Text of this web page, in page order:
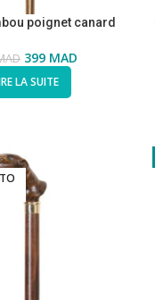
poignet canard
399 MAD
LA SUITE